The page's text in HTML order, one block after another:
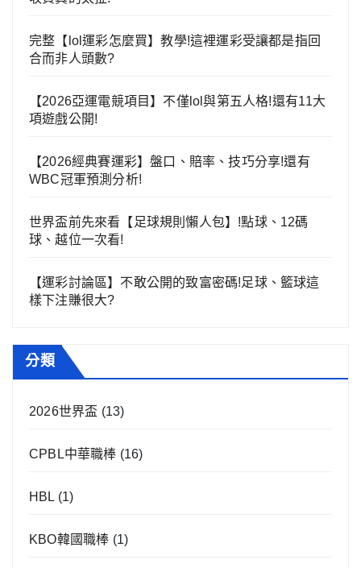
完整【lol運彩怎麼買】教學!這裡運彩受讓都是指回
合而非人頭數?
【2026亞運電競項目】不僅lol與第五人格!還有11大
項遊戲公開!
【2026經典賽運彩】盤口、賠率、技巧分享!還有
WBC冠軍預測分析!
世界盃前先來看【足球規則懶人包】!點球、12碼
球、越位一次看!
【運彩討論區】不敢公開的致富密碼!足球、籃球這
樣下注賺很大?
分類
2026世界盃 (13)
CPBL中華職棒 (16)
HBL (1)
KBO韓國職棒 (1)